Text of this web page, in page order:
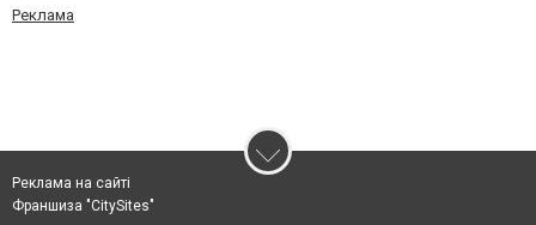
Реклама
Реклама на сайті
Франшиза "CitySites"